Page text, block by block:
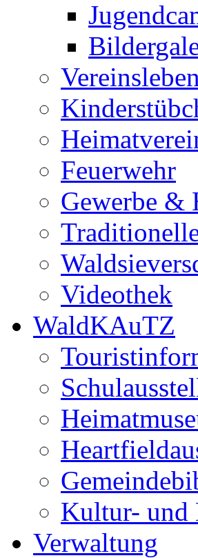
Vereinsleben
Feuerwehr
Gewerbe &
Videothek
WaldKAuTZ
Kultur- und
Verwaltung